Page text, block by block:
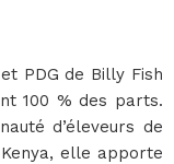
PDG de Billy Fish
100 % des parts.
d’éleveurs de
elle apporte